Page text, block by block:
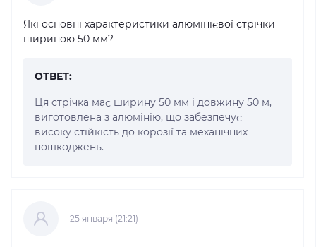
Які основні характеристики алюмінієвої стрічки
шириною 50 мм?
ОТВЕТ:
Ця стрічка має ширину 50 мм і довжину 50 м,
виготовлена з алюмінію, що забезпечує
високу стійкість до корозії та механічних
пошкоджень.
25 января (21:21)